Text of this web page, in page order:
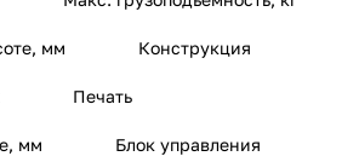
мм Конструкция
Печать
мм Блок управления